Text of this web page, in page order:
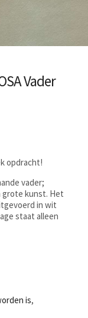
Vader
opdracht!
vader;
grote kunst. Het
in wit
staat alleen
is,